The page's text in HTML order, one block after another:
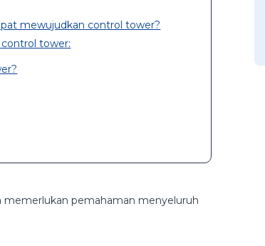
mewujudkan control tower?
tower:
memerlukan pemahaman menyeluruh